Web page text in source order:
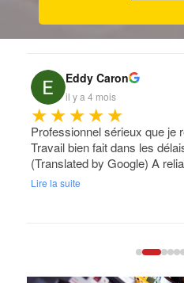
Eddy Caron
il y a 4 mois
★★★★★
Professionnel sérieux que je
Travail bien fait dans les
(Translated by Google) A
Lire la suite